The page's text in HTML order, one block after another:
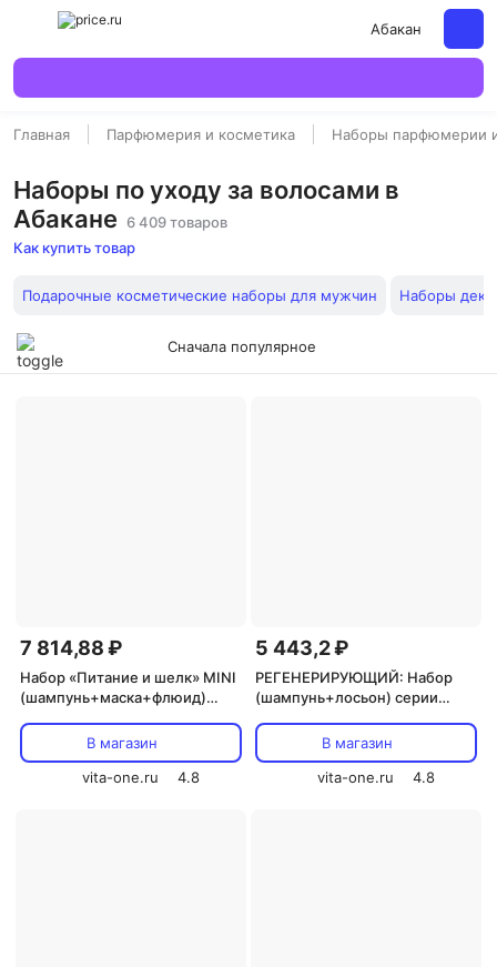
Абакан
Главная Парфюмерия и косметика Наборы парфюмерии
Наборы по уходу за волосами в
Абакане 6 409 товаров
Как купить товар
Подарочные косметические наборы для мужчин Наборы
Сначала популярное
7 814,88 ₽
Набор «Питание и шелк» MINI
(шампунь+маска+флюид)
HAIR CONCEPT
300мл+500мл+50мл
В магазин
vita-one.ru
4.8
5 443,2 ₽
РЕГЕНЕРИРУЮЩИЙ: Набор
(шампунь+лосьон) серии
250мл+125млВ магазин
vita-one.ru
4.8